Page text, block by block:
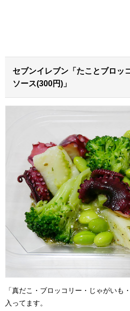
セブンイレブン「たことブロッ
ソース(300円)」
「真だこ・ブロッコリー・じゃがいも
入ってます。